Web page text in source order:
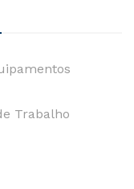
Trabalho